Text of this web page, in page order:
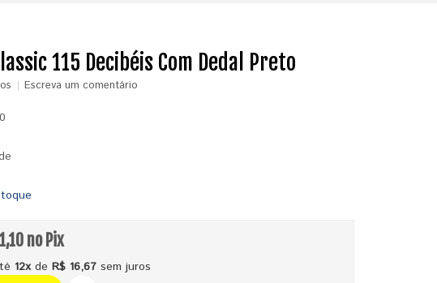
115 Decibéis Com Dedal Preto
Escreva um comentário
no Pix
12xde R$ 16,67sem juros